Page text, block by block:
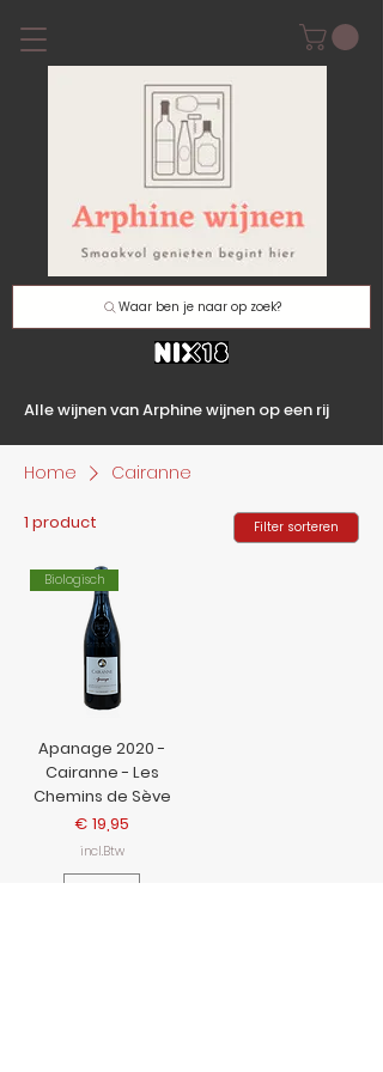
Waar ben je naar op zoek?
Alle wijnen van Arphine wijnen op een rij
Home Cairanne
1 product Filter sorteren
Biologisch
Apanage 2020 -
Cairanne - Les
Chemins de Sève
Prijs
€ 19,95
incl.Btw